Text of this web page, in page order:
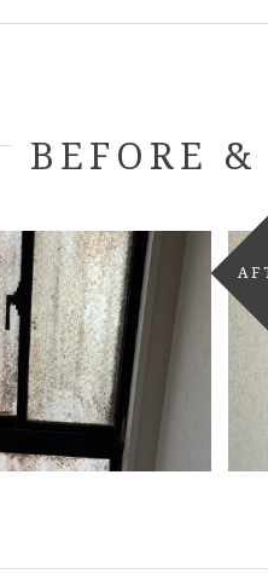
BEFORE